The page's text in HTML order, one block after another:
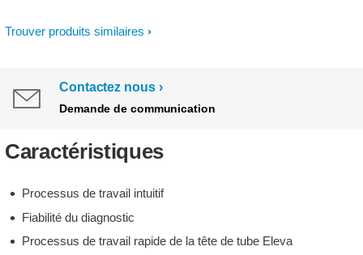
Trouver produits similaires
Contactez nous
Demande de communication
Caractéristiques
Processus de travail intuitif
Fiabilité du diagnostic
Processus de travail rapide de la tête de tube Eleva